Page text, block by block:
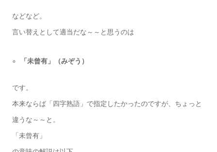
などなど。
言い替えとして適当だな～～と思うのは
「未曾有」（みぞう）
です。
本来ならば「四字熟語」で指定したかったのですが、ちょっと
違うな～～と。
「未曾有」